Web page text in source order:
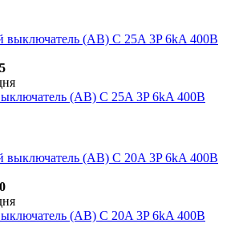
(АВ) C 25A 3P 6kA 400В
(АВ) C 20A 3P 6kA 400В